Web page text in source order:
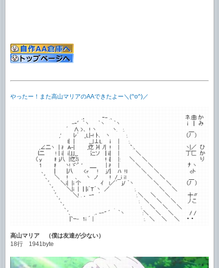
やったー！また高山マリアのAAできたよー＼(^o^)／
高山マリア （僕は友達が少ない）
18行 1941byte